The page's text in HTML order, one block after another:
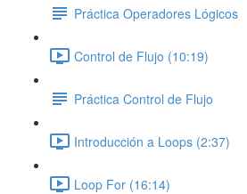
Práctica Operadores Lógicos
Control de Flujo (10:19)
Práctica Control de Flujo
Introducción a Loops (2:37)
Loop For (16:14)